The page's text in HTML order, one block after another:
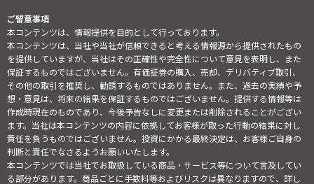
ご留意事項
本コンテンツは、情報提供を目的として行っております。
本コンテンツは、当社や当社が信頼できると考える情報源から提供されたもの
を提供していますが、当社はその正確性や完全性について意見を表明し、また
保証するものではございません。有価証券の購入、売却、デリバティブ取引、
その他の取引を推奨し、勧誘するものではありません。また、過去の実績や予
想・意見は、将来の結果を保証するものではございません。提供する情報等は
作成時現在のものであり、今後予告なしに変更または削除されることがござい
ます。当社は本コンテンツの内容に依拠してお客様が取った行動の結果に対し
責任を負うものではございません。投資にかかる最終決定は、お客様ご自身の
判断と責任でなさるようお願いいたします。
本コンテンツでは当社でお取扱している商品・サービス等について言及してい
る部分があります。商品ごとに手数料等およびリスクは異なりますので、詳し